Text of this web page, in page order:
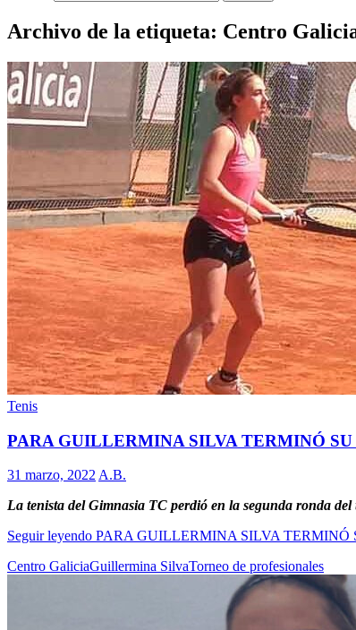
Archivo de la etiqueta: Centro
Tenis
PARA GUILLERMINA SILVA TERMINÓ
31 marzo, 2022 A.B.
La tenista del Gimnasia TC perdió en la segunda ronda
Seguir leyendo PARA GUILLERMINA SILVA TERMINÓ
Centro GaliciaGuillermina SilvaTorneo de profesionales